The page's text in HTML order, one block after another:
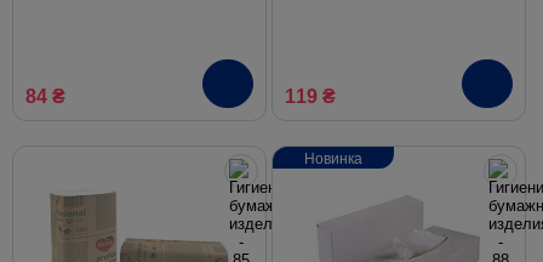
84 ₴ 119 ₴
Новинка